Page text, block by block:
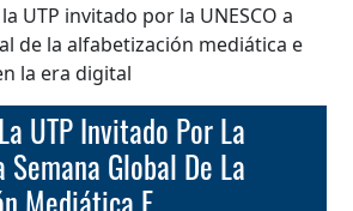
UTP invitado por la UNESCO a
de la alfabetización mediática e
la era digital
Semana Global De La
Mediática E